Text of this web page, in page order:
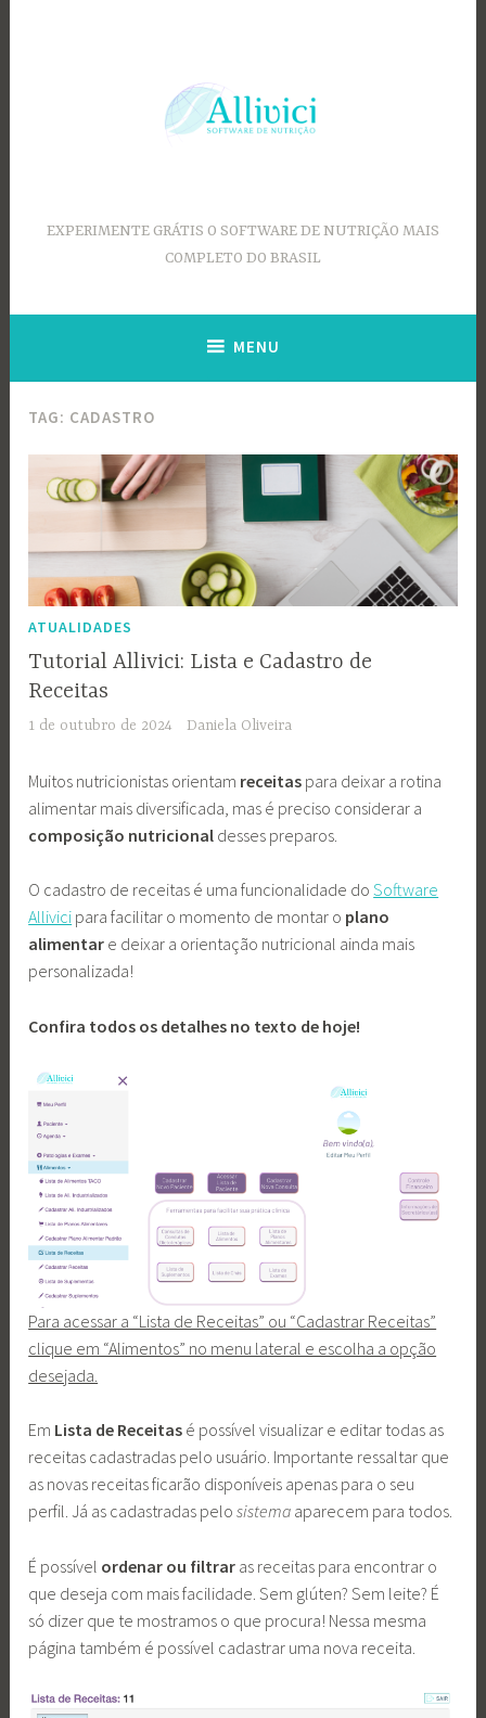
EXPERIMENTE GRÁTIS O SOFTWARE DE NUTRIÇÃO MAIS
COMPLETO DO BRASIL
MENU
TAG: CADASTRO
ATUALIDADES
Tutorial Allivici: Lista e Cadastro de
Receitas
1 de outubro de 2024 Daniela Oliveira
Muitos nutricionistas orientam receitas para deixar a rotina
alimentar mais diversificada, mas é preciso considerar a
composição nutricional desses preparos.
O cadastro de receitas é uma funcionalidade doSoftware
Allivici para facilitar o momento de montar o plano
alimentar e deixar a orientação nutricional ainda mais
personalizada!
Confira todos os detalhes no texto de hoje!
Para acessar a “Lista de Receitas” ou “Cadastrar Receitas”
clique em “Alimentos” no menu lateral e escolha a opção
desejada.
Em Lista de Receitas é possível visualizar e editar todas as
receitas cadastradas pelo usuário. Importante ressaltar que
as novas receitas ficarão disponíveis apenas para o seu
perfil. Já as cadastradas pelosistema aparecem para todos.
É possível ordenar ou filtrar as receitas para encontrar o
que deseja com mais facilidade. Sem glúten? Sem leite? É
só dizer que te mostramos o que procura! Nessa mesma
página também é possível cadastrar uma nova receita.